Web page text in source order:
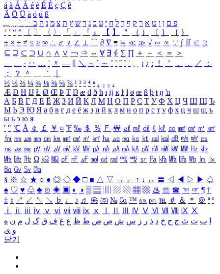
á à Á À é è É È ç Ç ê
Ä Ö Ü ä ö ü ß
ִֶֹ ֻּ ׁׂ פ ם ן ו ט א ר ק ף ך ל ח י ע כ ג ד ש ץ ת צ מ נ ה ב
‘ ’ “ ” 〔 〕 〈 〉 「 」 『 』 【 】 ＂ （ ） ［ ］ ｛ ｝
± × ÷ ≠ ≤ ≥ ∞ ∴ ♂ ♀ ∠ ⊥ ⌒ ∂ ∇ ≡ ≒ ≪ ≫ √ ∽ ∝ ∵ ∫ ∬ ∈ ∋
⊆ ⊇ ⊂ ⊃ ∪ ∩ ∧ ∨ ￢ ⇒ ⇔ ∀ ∃ ∮ ∑ ∏ ＋ － ＜ ＝
＞
、
。 · ‥ … ¨ 〃 ― ＼ ∼ ´ ～ ˇ ˘ ˝ ˚ ˙ ¸ ¡ ¿ ː ！ ＇ ， ． ／
：
；
？ ＾ ｀
½ ⅓ ⅔ ¼ ¾ ⅛ ⅜ ⅝ ⅞ ¹ ² ³ ⁴ ⁿ ₁ ₂ ₃ ₄
Æ Ð Ħ Ĳ Ł Ø Œ Þ Ŧ Ŋ æ đ ð ħ ı ĳ ĸ ŀ ł ø œ ß þ ŧ ŋ ŉ
А Б В Г Д Е Ё Ж З И Й К Л М Н О П Р С Т У Ф Х Ц Ч Ш Щ Ъ
Ы Ь Э Ю Я а б в г д е ё ж з и й к л м н о п р с т у ф х ц ч ш щ ъ
ы ь э ю я
′ ″ ℃ Å ￠ ￡ ￥ ¤ ℉ ‰ ＄ ％ Ｆ ￦ ㎕ ㎖ ㎗ ℓ ㎘ ㏄ ㎣ ㎤ ㎥ ㎦
㎙ ㎚ ㎛ ㎜ ㎝ ㎞ ㎟ ㎠ ㎡ ㎢ ㏊ ㎍ ㎎ ㎏ ㏏ ㎈ ㎉ ㏈ ㎧ ㎨ ㎰
㎱ ㎲ ㎳ ㎴ ㎵ ㎶ ㎷ ㎸ ㎹ ㎀ ㎁ ㎂ ㎃ ㎄ ㎺ ㎻ ㎽ ㎾ ㎿ ㎐ ㎑
㎒ ㎓ ㎔ Ω ㏀ ㏁ ㎊ ㎋ ㎌ ㏖ ㏅ ㎭ ㎮ ㎯ ㏛ ㎩ ㎪ ㎫ ㎬ ㏝ ㏐
㏓
㏃ ㏉ ㏜ ㏆
§ ※ ☆ ★ ○ ● ◎ ◇ ◆ □ ■ △ ▽ → ← ↑ ↓ ↔ 〓 ◁ ◀ ▷ ▶ ♤
♠ ♡ ♥ ♧ ♣ ⊙ ◈ ▣ ◐ ◑ ▒ ▤ ▨ ▧ ▦ ▩ ♨ ☏ ☎ ☜ ☞ ¶ †
‡ ↕ ↗ ↙ ↖ ↘ ♭ ♩ ♪ ♬ ㉿ ㈜ № ㏇ ™ ㏂ ㏘ ℡ ＃ ＆ ＊ ＠ ª º
ⅰ
ⅱ ⅲ ⅳ ⅴ ⅵ ⅶ ⅷ ⅸ ⅹ Ⅳ Ⅴ Ⅵ Ⅶ Ⅷ Ⅸ Ⅹ
ب ت ث ج ح خ د ذ ر ز س ش ص ض ط ظ ع غ ف ق ک ل م ن ه
و ی
닫기